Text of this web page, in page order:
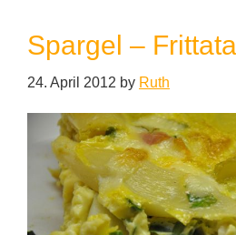
Spargel – Frittata
24. April 2012 by Ruth